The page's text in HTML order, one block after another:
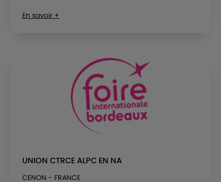
En savoir +
UNION CTRCE ALPC EN NA
CENON - FRANCE